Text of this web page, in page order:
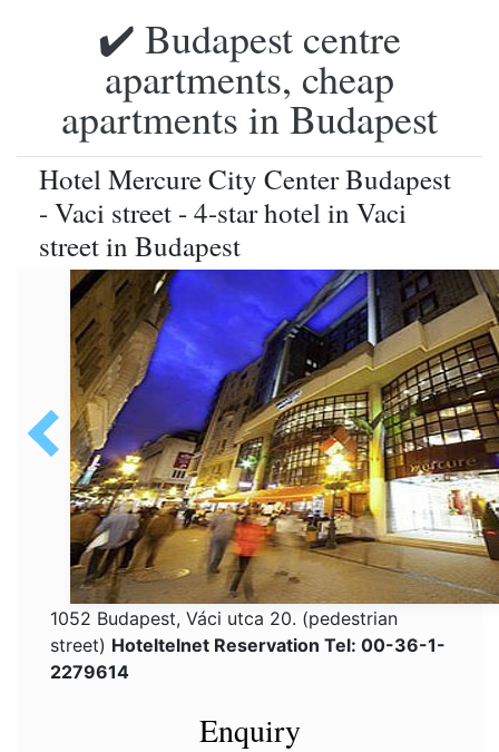
✔️ Budapest centre
apartments, cheap
apartments in Budapest
Hotel Mercure City Center Budapest
- Vaci street - 4-star hotel in Vaci
street in Budapest
1052 Budapest, Váci utca 20. (pedestrian
street) Hoteltelnet Reservation Tel: 00-36-1-
2279614
Enquiry